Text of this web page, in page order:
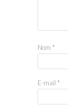
Nom *
E-mail *